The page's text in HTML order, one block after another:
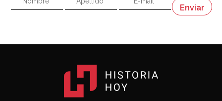
Napoleón